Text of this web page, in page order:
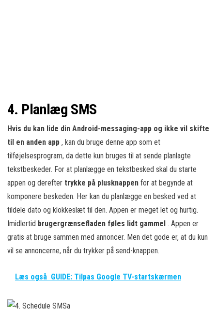
4. Planlæg SMS
Hvis du kan lide din Android-messaging-app og ikke vil skifte
til en anden app , kan du bruge denne app som et
tilføjelsesprogram, da dette kun bruges til at sende planlagte
tekstbeskeder. For at planlægge en tekstbesked skal du starte
appen og derefter trykke på plusknappen for at begynde at
komponere beskeden. Her kan du planlægge en besked ved at
tildele dato og klokkeslæt til den. Appen er meget let og hurtig.
Imidlertid brugergrænsefladen føles lidt gammel . Appen er
gratis at bruge sammen med annoncer. Men det gode er, at du kun
vil se annoncerne, når du trykker på send-knappen.
Læs også GUIDE: Tilpas Google TV-startskærmen